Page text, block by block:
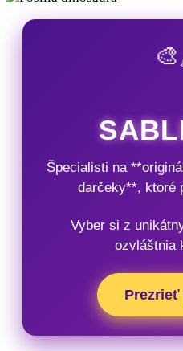
Špecialisti na
darčeky**, ktoré
Vyber si z
ozvláštnia